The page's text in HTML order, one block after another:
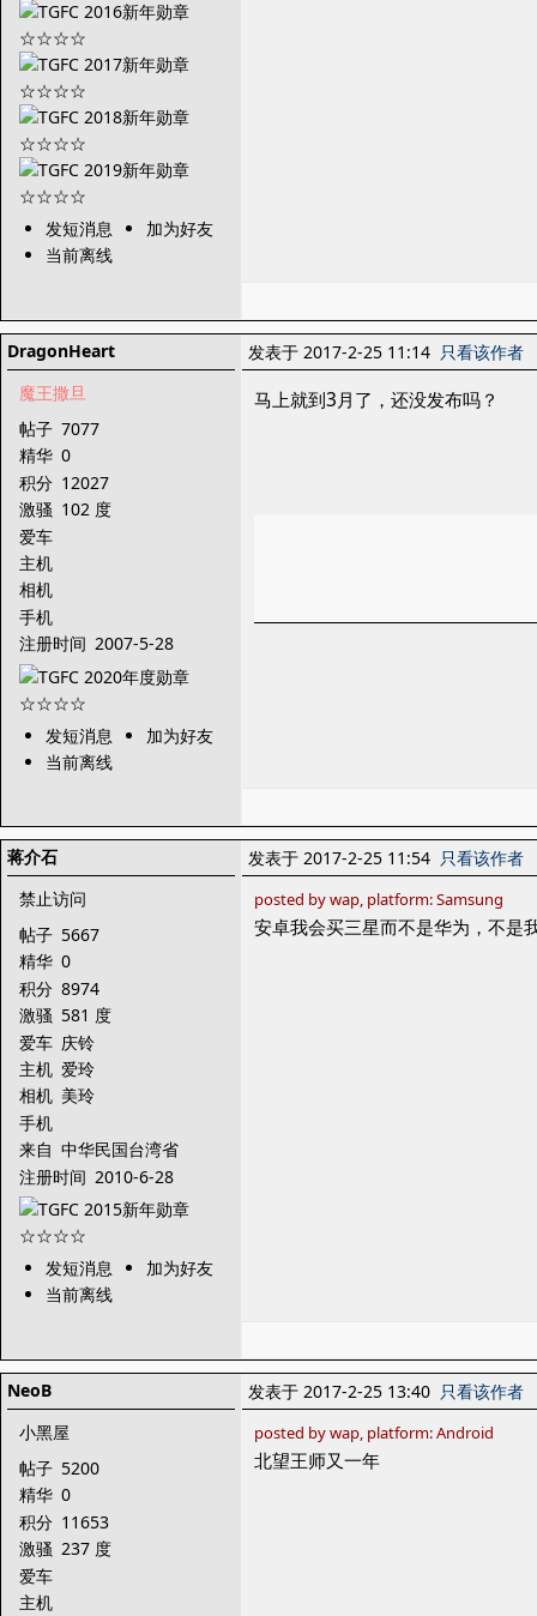
发短消息
加为好友
当前离线
DragonHeart
魔王撒旦
帖子 7077
精华 0
积分 12027
激骚 102 度
爱车
主机
相机
手机
注册时间 2007-5-28
发短消息
加为好友
当前离线
发表于 2017-2-25 11:14 只看该作者
马上就到3月了，还没发布吗？
蒋介石
禁止访问
帖子 5667
精华 0
积分 8974
激骚 581 度
爱车 庆铃
主机 爱玲
相机 美玲
手机
来自 中华民国台湾省
注册时间 2010-6-28
发短消息
加为好友
当前离线
发表于 2017-2-25 11:54 只看该作者
posted by wap, platform: Samsung
安卓我会买三星而不是华为，不是
NeoB
小黑屋
帖子 5200
精华 0
积分 11653
激骚 237 度
爱车
主机
发表于 2017-2-25 13:40 只看该作者
posted by wap, platform: Android
北望王师又一年